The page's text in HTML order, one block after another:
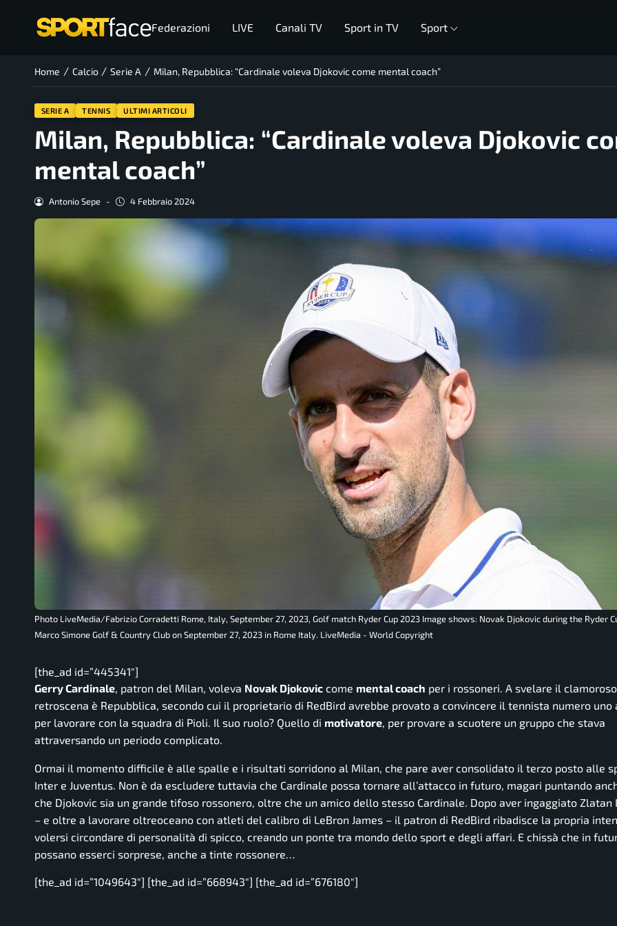
Federazioni LIVE Canali TV Sport in TV Sport
Home / Calcio / Serie A / Milan, Repubblica: “Cardinale voleva Djokovic come mental coach”
SERIE A TENNIS ULTIMI ARTICOLI
Milan, Repubblica: “Cardinale voleva Djokovic
mental coach”
Antonio Sepe - 4 Febbraio 2024
Photo LiveMedia/Fabrizio Corradetti Rome, Italy, September 27, 2023, Golf match Ryder Cup 2023 Image shows: Novak Djokovic during the Ryder
Marco Simone Golf & Country Club on September 27, 2023 in Rome Italy. LiveMedia - World Copyright
[the_ad id=”445341″]
Gerry Cardinale, patron del Milan, voleva Novak Djokovic come mental coach per i rossoneri. A svelare il clamoroso
retroscena è Repubblica, secondo cui il proprietario di RedBird avrebbe provato a convincere il tennista numero uno
per lavorare con la squadra di Pioli. Il suo ruolo? Quello di motivatore, per provare a scuotere un gruppo che stava
attraversando un periodo complicato.
Ormai il momento difficile è alle spalle e i risultati sorridono al Milan, che pare aver consolidato il terzo posto alle
Inter e Juventus. Non è da escludere tuttavia che Cardinale possa tornare all’attacco in futuro, magari puntando
che Djokovic sia un grande tifoso rossonero, oltre che un amico dello stesso Cardinale. Dopo aver ingaggiato Zlatan
– e oltre a lavorare oltreoceano con atleti del calibro di LeBron James – il patron di RedBird ribadisce la propria
volersi circondare di personalità di spicco, creando un ponte tra mondo dello sport e degli affari. E chissà che in
possano esserci sorprese, anche a tinte rossonere…
[the_ad id=”1049643″] [the_ad id=”668943″] [the_ad id=”676180″]